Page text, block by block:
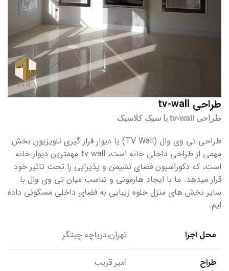
طراحی tv-wall
طراحی tv-wall با سبک کلاسیک
طراحی تی وی وال (TV Wall) یا دیوار قرار گیری تلویزیون بخش
مهمی از طراحی داخلی خانه است، tv wall مهمترین دیوار خانه
است، که دکوراسیون فضای نشیمن و پذیرایی را تحت تاثیر خود
قرار میدهد. ما با ایجاد هارمونی و تناسب میان تی وی وال با
سایر بخش های منزل جلوه زیبایی به فضای داخلی مسکونی داده
ایم.
محل اجرا تهران،دریاچه چیتگر
طراح امیر قریب